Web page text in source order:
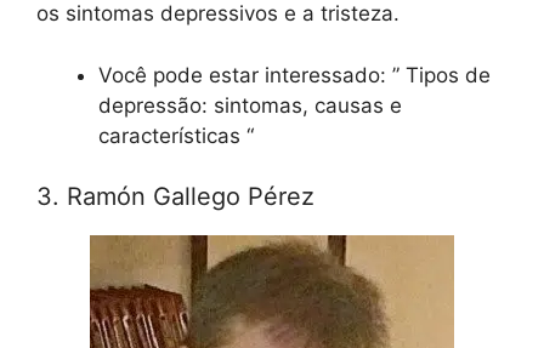
os sintomas depressivos e a tristeza.
Você pode estar interessado: ” Tipos de
depressão: sintomas, causas e
características “
3. Ramón Gallego Pérez